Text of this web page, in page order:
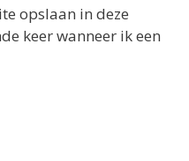
opslaan in deze
keer wanneer ik een